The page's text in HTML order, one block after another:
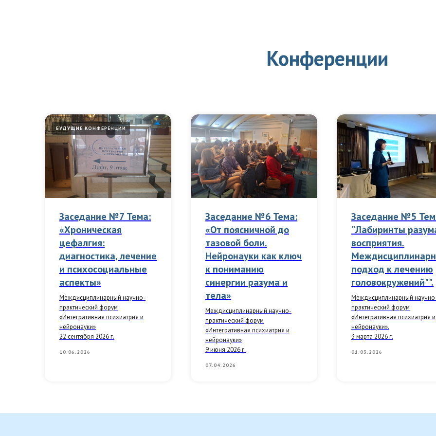
Конференции
БУДУЩИЕ КОНФЕРЕНЦИИ
Заседание №7 Тема:
«Хроническая
цефалгия:
диагностика, лечение
и психосоциальные
аспекты»
Междисциплинарный научно-
практический форум
«Интегративная психиатрия и
нейронауки»
22 сентября 2026 г.
10.06.2026
Заседание №6 Тема:
«От поясничной до
тазовой боли.
Нейронауки как ключ
к пониманию
синергии разума и
тела»
Междисциплинарный научно-
практический форум
«Интегративная психиатрия и
нейронауки»
9 июня 2026 г.
07.04.2026
Заседание №5
"Лабиринты
восприятия.
подход к лечению
головокружений"".
Междисциплинарный
практический форум
«Интегративная психиатрия и
нейронауки».
3 марта 2026 г.
01.03.2026